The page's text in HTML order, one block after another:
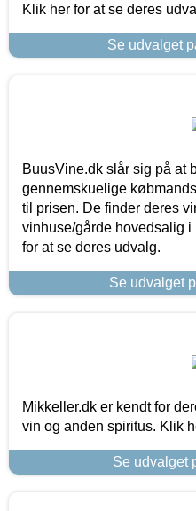
Klik her for at se deres
Se udvalget
BuusVine.dk slår sig på at
gennemskuelige
til prisen. De finder deres
vinhuse/gårde hovedsalig
for at se deres udvalg.
Se udvalget
Mikkeller.dk er kendt for
vin og anden spiritus. Klik
Se udvalget